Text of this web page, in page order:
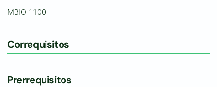
MBIO-1100
Correquisitos
Prerrequisitos